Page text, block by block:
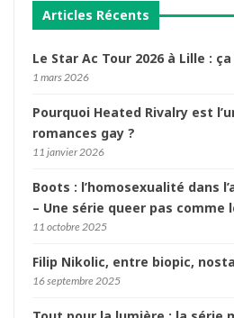
Articles Récents
Le Star Ac Tour 2026 à Lille :
1 mars 2026
Pourquoi Heated Rivalry est
romances gay ?
11 janvier 2026
Boots : l’homosexualité dans
– Une série queer pas comme
11 octobre 2025
Filip Nikolic, entre biopic,
16 septembre 2025